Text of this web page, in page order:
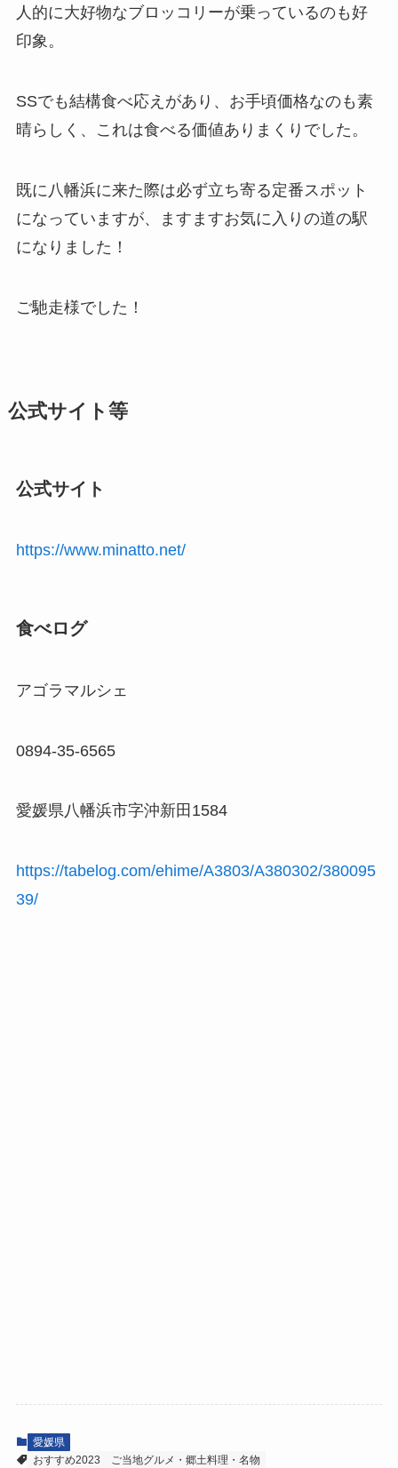
人的に大好物なブロッコリーが乗っているのも好
印象。
SSでも結構食べ応えがあり、お手頃価格なのも素
晴らしく、これは食べる価値ありまくりでした。
既に八幡浜に来た際は必ず立ち寄る定番スポット
になっていますが、ますますお気に入りの道の駅
になりました！
ご馳走様でした！
公式サイト等
公式サイト
https://www.minatto.net/
食べログ
アゴラマルシェ
0894-35-6565
愛媛県八幡浜市字沖新田1584
https://tabelog.com/ehime/A3803/A380302/380095
39/
愛媛県
おすすめ2023
ご当地グルメ・郷土料理・名物